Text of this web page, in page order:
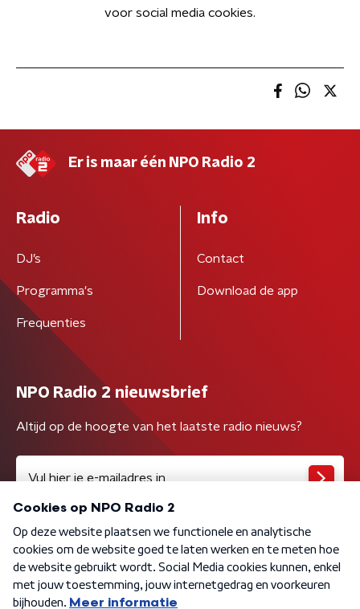
voor social media cookies.
Er is maar één NPO Radio 2
Radio
DJ’s
Programma's
Frequenties
Info
Contact
Download de app
NPO Radio 2 nieuwsbrief
Altijd op de hoogte van het laatste radio nieuws?
Algemene voorwaarden